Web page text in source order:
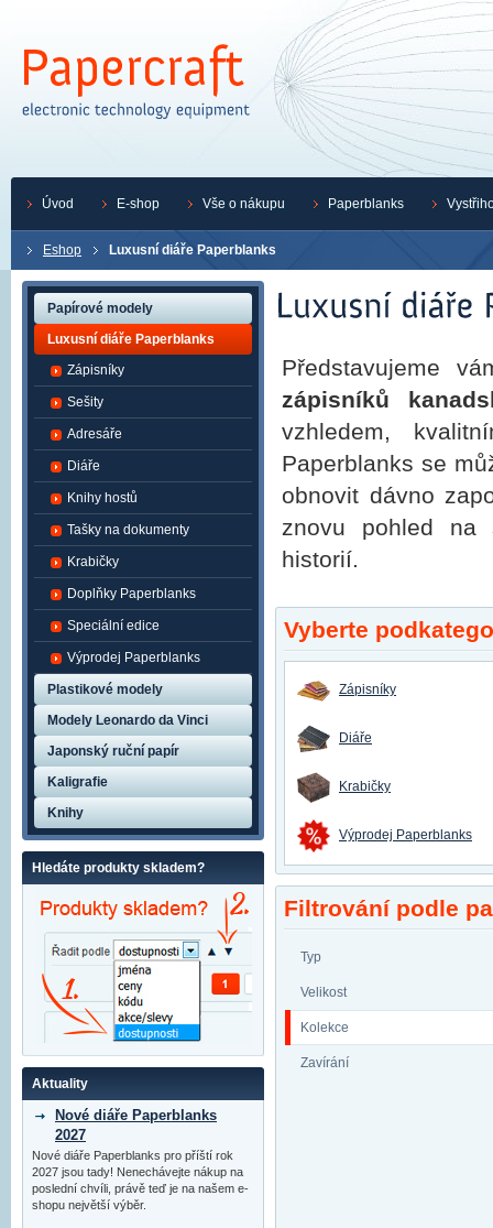
Eshop Luxusní diáře Paperblanks
Představujeme
zápisníků
vzhledem,
Paperblanks se
obnovit dávno
znovu pohled na
historií.
Vyberte
Zápisníky
Diáře
Krabičky
Výprodej Paperblanks
Filtrování podle
Typ
Velikost
Kolekce
Zavírání
Papírové modely
Luxusní diáře Paperblanks
Zápisníky
Sešity
Adresáře
Diáře
Knihy hostů
Tašky na dokumenty
Krabičky
Doplňky Paperblanks
Speciální edice
Výprodej Paperblanks
Plastikové modely
Modely Leonardo da Vinci
Japonský ruční papír
Kaligrafie
Knihy
Hledáte produkty skladem?
Aktuality
Nové diáře Paperblanks
2027
Nové diáře Paperblanks pro příští rok
2027 jsou tady! Nenechávejte nákup na
poslední chvíli, právě teď je na našem e-
shopu největší výběr.
Úvod E-shop Vše o nákupu Paperblanks